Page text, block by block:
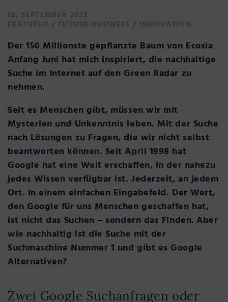
18. SEPTEMBER 2022
FEATURED / FUTURE BUSINESS / INNOVATION
Der 150 Millionste gepflanzte Baum von Ecosia
Anfang Juni hat mich inspiriert, die nachhaltige
Suche im Internet auf den Green Radar zu
nehmen.
Seit es Menschen gibt, müssen wir mit
Mysterien und Unkenntnis leben. Mit der Suche
nach Lösungen zu Fragen, die wir nicht selbst
beantworten können. Seit April 1998 hat
Google hat eine Welt erschaffen, in der nahezu
jedes Wissen verfügbar ist. Jederzeit, an jedem
Ort. In einem einfachen Eingabefeld. Der Wert,
den Google für uns Menschen geschaffen hat,
ist nicht das Suchen – sondern das Finden. Aber
wie nachhaltig ist die Suche mit der
Suchmaschine Nummer 1 und gibt es Google
Alternativen?
Zwei Google Suchanfragen oder